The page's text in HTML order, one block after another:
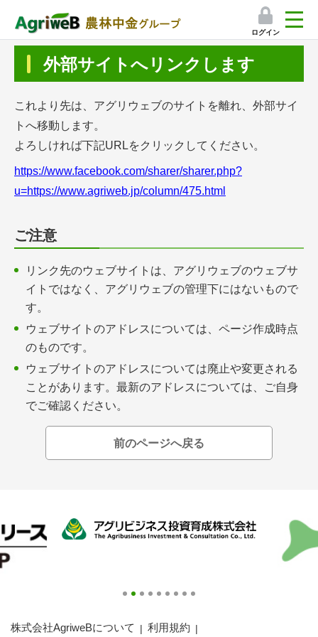
ログイン
プレミアムサービスのご紹介
気象情報アプリ
会員限定コンテンツ（無料）
会員登録無料 アグリウェブの使い方
AgriweBダイレクトメッセージ
経営アシストチャット
コラム・事例集
外部サイトへリンクします
これより先は、アグリウェブのサイトを離れ、外部サイ
トへ移動します。
よろしければ下記URLをクリックしてください。
https://www.facebook.com/sharer/sharer.php?
u=https://www.agriweb.jp/column/475.html
ご注意
リンク先のウェブサイトは、アグリウェブのウェブサ
イトではなく、アグリウェブの管理下にはないもので
す。
ウェブサイトのアドレスについては、ページ作成時点
のものです。
ウェブサイトのアドレスについては廃止や変更される
ことがあります。最新のアドレスについては、ご自身
でご確認ください。
前のページへ戻る
株式会社AgriweBについて 利用規約